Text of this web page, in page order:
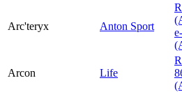
Arc'teryx Anton Sport
Arcon Life